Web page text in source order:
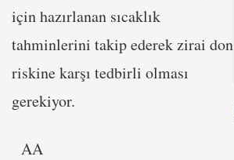
için hazırlanan sıcaklık
tahminlerini takip ederek zirai don
riskine karşı tedbirli olması
gerekiyor.
AA